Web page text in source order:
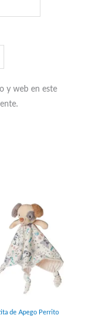
y web en este
de Apego Perrito